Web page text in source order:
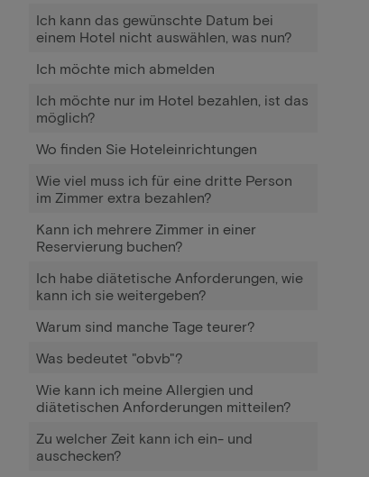
Ich kann das gewünschte Datum bei
einem Hotel nicht auswählen, was nun?
Ich möchte mich abmelden
Ich möchte nur im Hotel bezahlen, ist das
möglich?
Wo finden Sie Hoteleinrichtungen
Wie viel muss ich für eine dritte Person
im Zimmer extra bezahlen?
Kann ich mehrere Zimmer in einer
Reservierung buchen?
Ich habe diätetische Anforderungen, wie
kann ich sie weitergeben?
Warum sind manche Tage teurer?
Was bedeutet "obvb"?
Wie kann ich meine Allergien und
diätetischen Anforderungen mitteilen?
Zu welcher Zeit kann ich ein- und
auschecken?